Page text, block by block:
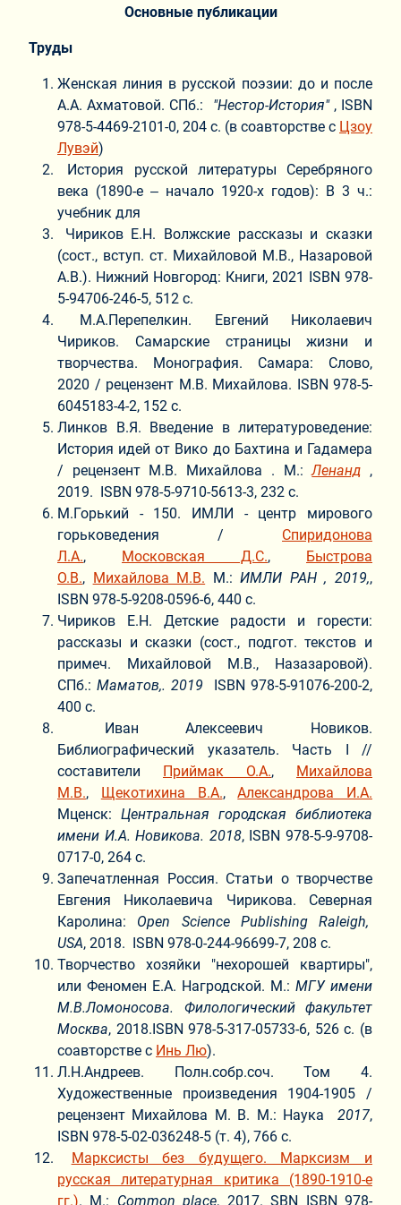
Основные публикации
Труды
Женская линия в русской поэзии: до и после
А.А. Ахматовой. СПб.:
"Нестор-История" , ISBN
978-5-4469-2101-0, 204 с. (в соавторстве с Цзоу
Лувэй)
История русской литературы Серебряного
века (1890-е ‒ начало 1920-х годов): В 3 ч.:
учебник для
Чириков Е.Н. Волжские рассказы и сказки
(сост., вступ. ст. Михайловой М.В., Назаровой
А.В.). Нижний Новгород: Книги, 2021 ISBN 978-
5-94706-246-5, 512 с.
М.А.Перепелкин. Евгений Николаевич
Чириков. Самарские страницы жизни и
творчества. Монография. Самара: Слово,
2020 / рецензент М.В. Михайлова. ISBN 978-5-
6045183-4-2, 152 с.
Линков В.Я. Введение в литературоведение:
История идей от Вико до Бахтина и Гадамера
/ рецензент М.В. Михайлова . М.:Ленанд ,
2019. ISBN 978-5-9710-5613-3, 232 с.
М.Горький - 150. ИМЛИ - центр мирового
горьковедения / Спиридонова
Л.А., Московская Д.С.,
Быстрова
О.В., Михайлова М.В. М.:ИМЛИ РАН , 2019,,
ISBN 978-5-9208-0596-6, 440 с.
Чириков Е.Н. Детские радости и горести:
рассказы и сказки (сост., подгот. текстов и
примеч. Михайловой М.В., Назазаровой).
СПб.: Маматов,. 2019
ISBN 978-5-91076-200-2,
400 с.
Иван Алексеевич Новиков.
Библиографический указатель. Часть I //
составители
Приймак О.А.,
Михайлова
М.В., Щекотихина В.А.,Александрова И.А.
Мценск: Центральная городская библиотека
имени И.А. Новикова. 2018, ISBN 978-5-9-9708-
0717-0, 264 с.
Запечатленная Россия. Статьи о творчестве
Евгения Николаевича Чирикова. Северная
Каролина: Open Science Publishing Raleigh,
USA, 2018. ISBN 978-0-244-96699-7, 208 с.
Творчество хозяйки "нехорошей квартиры",
или Феномен Е.А. Нагродской. М.: МГУ имени
М.В.Ломоносова. Филологический факультет
Москва, 2018.ISBN 978-5-317-05733-6, 526 с. (в
соавторстве с Инь Лю).
Л.Н.Андреев. Полн.собр.соч. Том 4.
Художественные произведения 1904-1905 /
рецензент Михайлова М. В. М.: Наука 2017,
ISBN 978-5-02-036248-5 (т. 4), 766 с.
Марксисты без будущего. Марксизм и
русская литературная критика (1890-1910-е
гг.). М.: Common place, 2017. SBN ISBN 978-